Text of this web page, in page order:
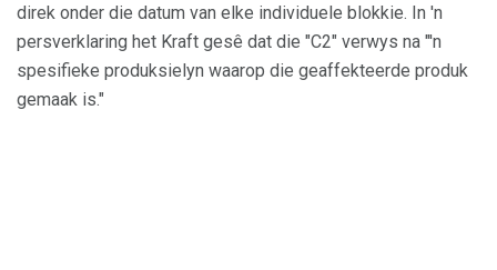
direk onder die datum van elke individuele blokkie. In 'n
persverklaring het Kraft gesê dat die "C2" verwys na "'n
spesifieke produksielyn waarop die geaffekteerde produk
gemaak is."